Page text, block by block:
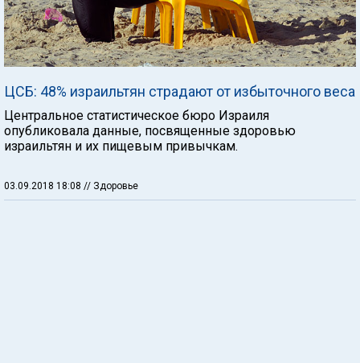
ЦСБ: 48% израильтян страдают от избыточного веса
Центральное статистическое бюро Израиля
опубликовала данные, посвященные здоровью
израильтян и их пищевым привычкам.
03.09.2018 18:08 // Здоровье